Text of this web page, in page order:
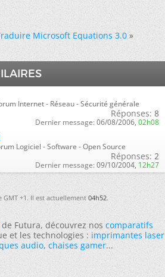
Microsoft Equations 3.0 »
Internet - Réseau - Sécurité générale
Réponses: 8
Dernier message: 06/08/2006, 02h08
Logiciel - Software - Open Source
Réponses: 2
Dernier message: 09/10/2004, 12h27
GMT +1. Il est actuellement04h52.
de Futura, découvrez noscomparatifs
et les technologies :imprimantes laser
audio,chaises gamer...